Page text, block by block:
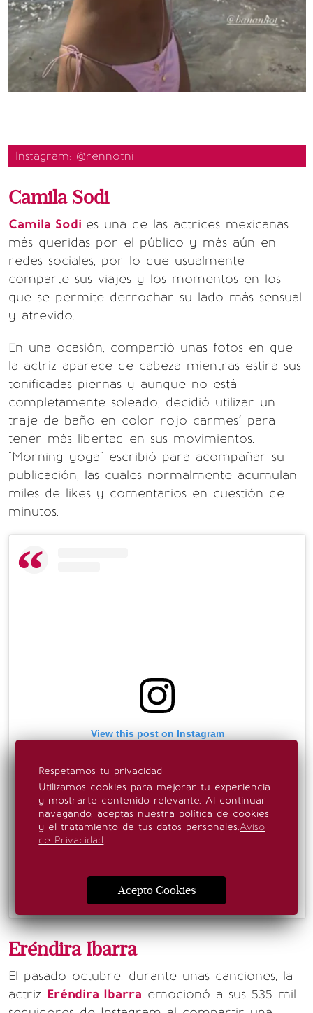
Instagram: @rennotni
Camila Sodi
Camila Sodi es una de las actrices mexicanas
más queridas por el público y más aún en
redes sociales, por lo que usualmente
comparte sus viajes y los momentos en los
que se permite derrochar su lado más sensual
y atrevido.
En una ocasión, compartió unas fotos en que
la actriz aparece de cabeza mientras estira sus
tonificadas piernas y aunque no está
completamente soleado, decidió utilizar un
traje de baño en color rojo carmesí para
tener más libertad en sus movimientos.
"Morning yoga" escribió para acompañar su
publicación, las cuales normalmente acumulan
miles de likes y comentarios en cuestión de
minutos.
View this post on Instagram
A post shared by Camila Sodi (@camilasodi_)
Eréndira Ibarra
El pasado octubre, durante unas canciones, la
actriz Eréndira Ibarra emocionó a sus 535 mil
Respetamos tu privacidad
Utilizamos cookies para mejorar tu experiencia
y mostrarte contenido relevante. Al continuar
navegando, aceptas nuestra política de cookies
y el tratamiento de tus datos personales.Aviso
de Privacidad.
Acepto Cookies